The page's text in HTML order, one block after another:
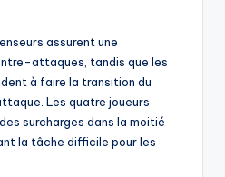
assurent une
attaques, tandis que les
à faire la transition du
Les quatre joueurs
surcharges dans la moitié
la tâche difficile pour les